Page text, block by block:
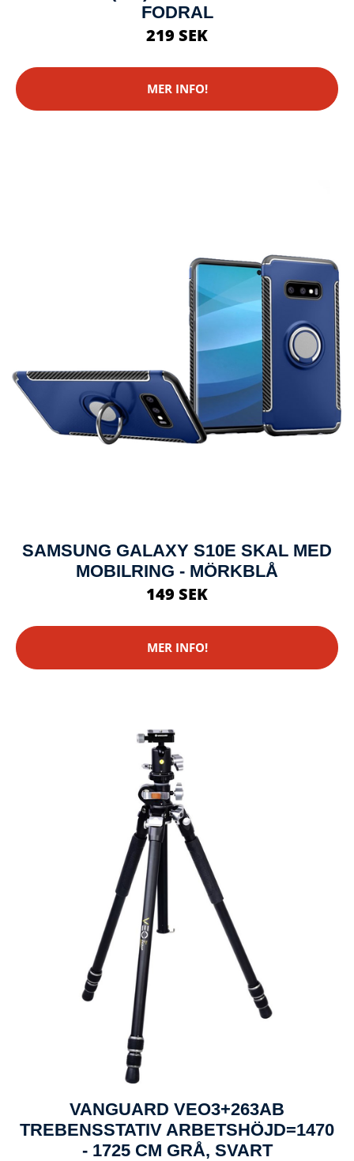
FODRAL
219 SEK
MER INFO!
SAMSUNG GALAXY S10E SKAL MED
MOBILRING - MÖRKBLÅ
149 SEK
MER INFO!
VANGUARD VEO3+263AB
TREBENSSTATIV ARBETSHÖJD=1470
- 1725 CM GRÅ, SVART